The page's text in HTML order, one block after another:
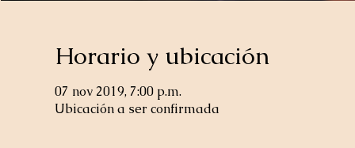
Horario y ubicación
07 nov 2019, 7:00 p.m.
Ubicación a ser confirmada